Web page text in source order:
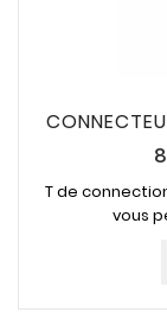
T de
vous